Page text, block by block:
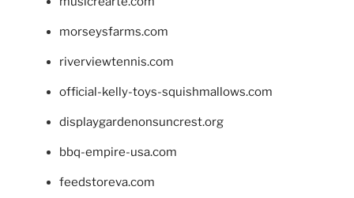
morseysfarms.com
riverviewtennis.com
official-kelly-toys-squishmallows.com
displaygardenonsuncrest.org
bbq-empire-usa.com
feedstoreva.com